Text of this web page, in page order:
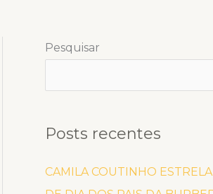
Pesquisar
Posts recentes
CAMILA COUTINHO